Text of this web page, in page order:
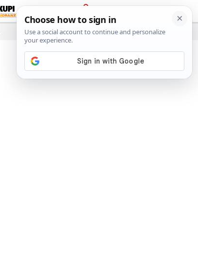
PRIJAVA